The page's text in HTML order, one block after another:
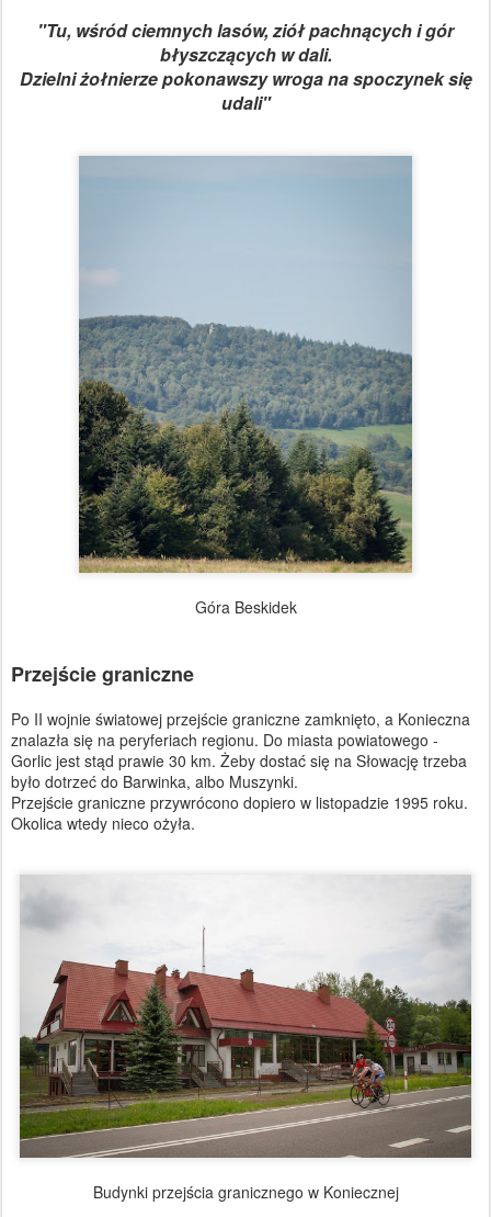
"Tu, wśród ciemnych lasów, ziół pachnących i gór
błyszczących w dali.
Dzielni żołnierze pokonawszy wroga na spoczynek się
udali"
Góra Beskidek
Przejście graniczne
Po II wojnie światowej przejście graniczne zamknięto, a Konieczna
znalazła się na peryferiach regionu. Do miasta powiatowego -
Gorlic jest stąd prawie 30 km. Żeby dostać się na Słowację trzeba
było dotrzeć do Barwinka, albo Muszynki.
Przejście graniczne przywrócono dopiero w listopadzie 1995 roku.
Okolica wtedy nieco ożyła.
Budynki przejścia granicznego w Koniecznej